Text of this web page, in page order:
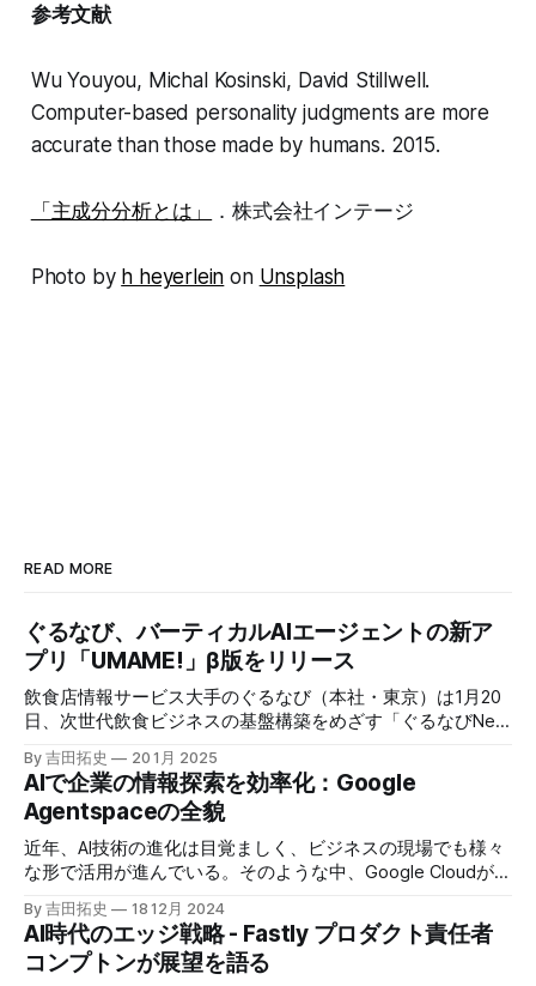
参考文献
Wu Youyou, Michal Kosinski, David Stillwell.
Computer-based personality judgments are more
accurate than those made by humans. 2015.
「主成分分析とは」 ．株式会社インテージ
Photo by h heyerlein on Unsplash
READ MORE
ぐるなび、バーティカルAIエージェントの新ア
プリ「UMAME!」β版をリリース
飲食店情報サービス大手のぐるなび（本社・東京）は1月20
日、次世代飲食ビジネスの基盤構築をめざす「ぐるなびNext
プロジェクト」の初成果として、新たな飲食店探索アプリ
「UMAME!（うまみー！）」のβ版を公開した。
By 吉田拓史 20 1月 2025
AIで企業の情報探索を効率化：Google
Agentspaceの全貌
近年、AI技術の進化は目覚ましく、ビジネスの現場でも様々
な形で活用が進んでいる。そのような中、Google Cloudが新
たに発表したGoogle Agentspaceは、いま注目を集めるAIエ
ージェントがエンタープライズITを大きく変革する予兆と言
えるだろう。
By 吉田拓史 18 12月 2024
AI時代のエッジ戦略 - Fastly プロダクト責任者
コンプトンが展望を語る